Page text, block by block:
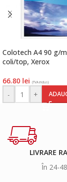
Colotech A4 90 g/
coli/top, Xerox
66.80 lei (TVA inclus)
- +
LIVRARE
În 24-